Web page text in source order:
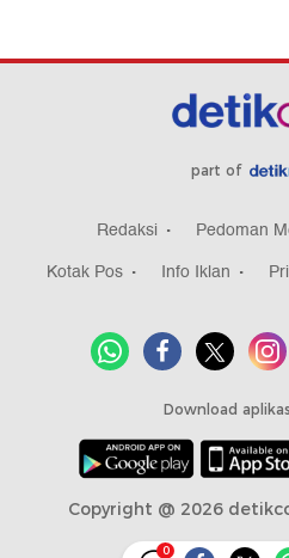
0
part of
Redaksi Pedoman
Kotak Pos
Info Iklan
Download
Copyright @ 2026